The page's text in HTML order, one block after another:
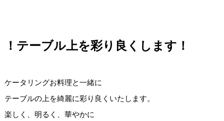
！テーブル上を彩り良くします！
ケータリングお料理と一緒に
テーブルの上を綺麗に彩り良くいたします。
楽しく、明るく、華やかに